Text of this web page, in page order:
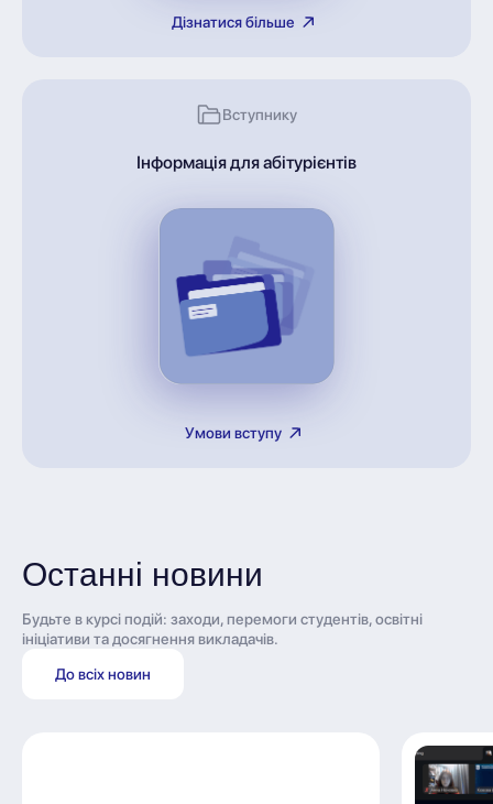
Дізнатися більше
Вступнику
Інформація для абітурієнтів
Умови вступу
Останні новини
Будьте в курсі подій: заходи, перемоги студентів, освітні
ініціативи та досягнення викладачів.
До всіх новин